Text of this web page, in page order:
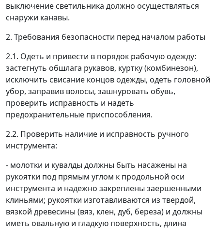
выключение светильника должно осуществляться
снаружи канавы.
2. Требования безопасности перед началом работы
2.1. Одеть и привести в порядок рабочую одежду:
застегнуть обшлага рукавов, куртку (комбинезон),
исключить свисание концов одежды, одеть головной
убор, заправив волосы, зашнуровать обувь,
проверить исправность и надеть
предохранительные приспособления.
2.2. Проверить наличие и исправность ручного
инструмента:
- молотки и кувалды должны быть насажены на
рукоятки под прямым углом к продольной оси
инструмента и надежно закреплены заершенными
клиньями; рукоятки изготавливаются из твердой,
вязкой древесины (вяз, клен, дуб, береза) и должны
иметь овальную и гладкую поверхность, длина